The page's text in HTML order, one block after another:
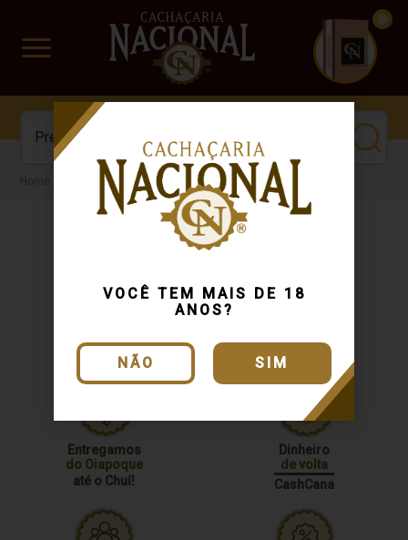
VOCÊ TEM MAIS DE 18
ANOS?
NÃO SIM
www.cachacarianacional.com.br
CUIDADO FRÁGIL
Cachaça
Entregamos
do Oiapoque
até o Chuí!
Dinheiro
de volta
CashCana